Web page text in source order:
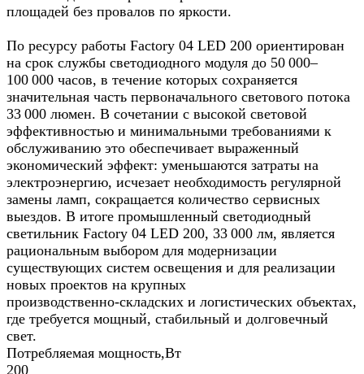
площадей без провалов по яркости.
По ресурсу работы Factory 04 LED 200 ориентирован
на срок службы светодиодного модуля до 50 000–
100 000 часов, в течение которых сохраняется
значительная часть первоначального светового потока
33 000 люмен. В сочетании с высокой световой
эффективностью и минимальными требованиями к
обслуживанию это обеспечивает выраженный
экономический эффект: уменьшаются затраты на
электроэнергию, исчезает необходимость регулярной
замены ламп, сокращается количество сервисных
выездов. В итоге промышленный светодиодный
светильник Factory 04 LED 200, 33 000 лм, является
рациональным выбором для модернизации
существующих систем освещения и для реализации
новых проектов на крупных
производственно‑складских и логистических объектах,
где требуется мощный, стабильный и долговечный
свет.
Потребляемая мощность,Вт
200